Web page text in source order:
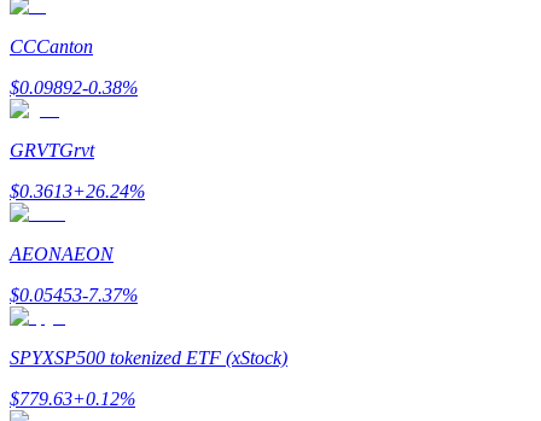
Bitrue Ortakları
Bitrue İş Ortağı
Kullanıcı başına %65'e kadar komisyon!
CCCanton
$0.09892-0.38%
GRVTGrvt
$0.3613+26.24%
AEONAEON
$0.05453-7.37%
SPYXSP500 tokenized ETF (xStock)
$779.63+0.12%